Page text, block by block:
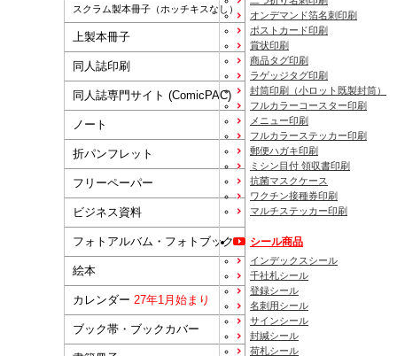
スクラム製本冊子（ホッチキスなし）
上製本冊子
同人誌印刷
同人誌専門サイト (ComicPAC)
ノート
折パンフレット
フリーペーパー
ビジネス資料
フォトアルバム・フォトブック
絵本
カレンダー 27年1月始まり
ブック帯・ブックカバー
オンデマンド箔名刺印刷
ポストカード印刷
賞状印刷
商品タグ印刷
ラゲッジタグ印刷
封筒印刷
（小ロット既製封筒）
フルカラーコースター印刷
メニュー印刷
フルカラーステッカー印刷
郵便ハガキ印刷
ミシン目付 領収書印刷
抗菌マスクケース
ワクチン接種券印刷
マルチステッカー印刷
シール商品
インデックスシール
千社札シール
登録シール
名刺用シール
サインシール
封緘シール
荷札シール